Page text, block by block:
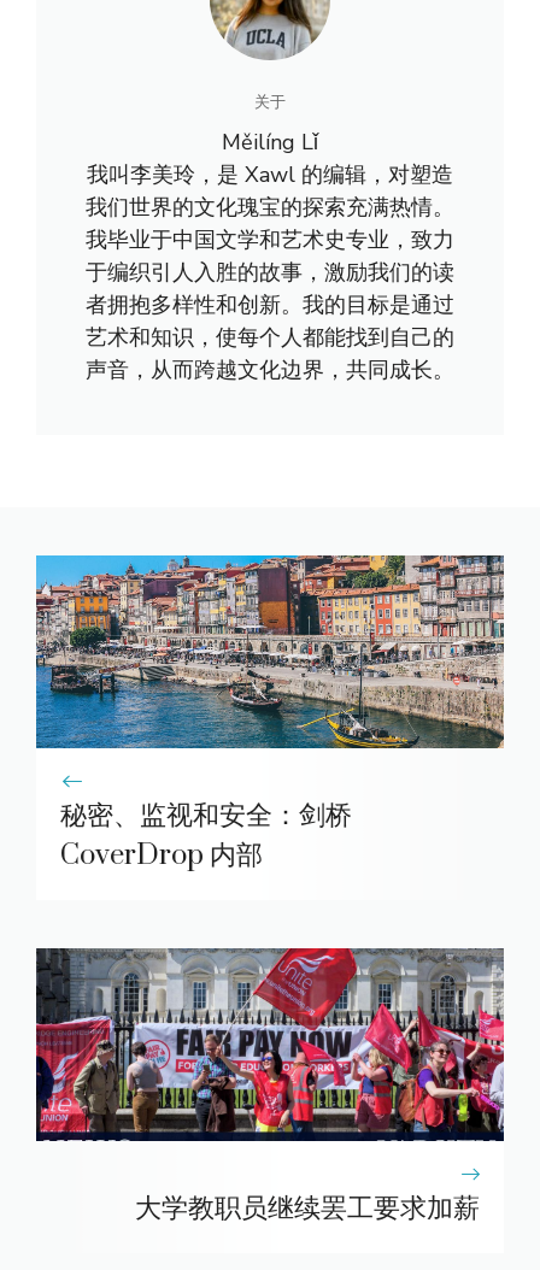
关于
Měilíng Lǐ
我叫李美玲，是 Xawl 的编辑，对塑造
我们世界的文化瑰宝的探索充满热情。
我毕业于中国文学和艺术史专业，致力
于编织引人入胜的故事，激励我们的读
者拥抱多样性和创新。我的目标是通过
艺术和知识，使每个人都能找到自己的
声音，从而跨越文化边界，共同成长。
秘密、监视和安全：剑桥
CoverDrop 内部
大学教职员继续罢工要求加薪